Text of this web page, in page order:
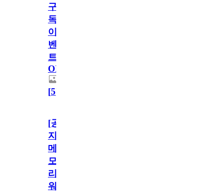
구
독
이
벤
트
OPEN!
[5]
[공
지]
메
모
리
워